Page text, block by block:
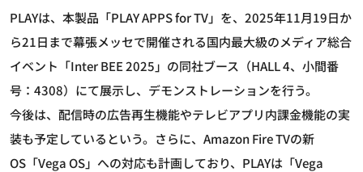
PLAYは、本製品「PLAY APPS for TV」を、2025年11月19日か
ら21日まで幕張メッセで開催される国内最大級のメディア総合
イベント「Inter BEE 2025」の同社ブース（HALL 4、小間番
号：4308）にて展示し、デモンストレーションを行う。
今後は、配信時の広告再生機能やテレビアプリ内課金機能の実
装も予定しているという。さらに、Amazon Fire TVの新
OS「Vega OS」への対応も計画しており、PLAYは「Vega